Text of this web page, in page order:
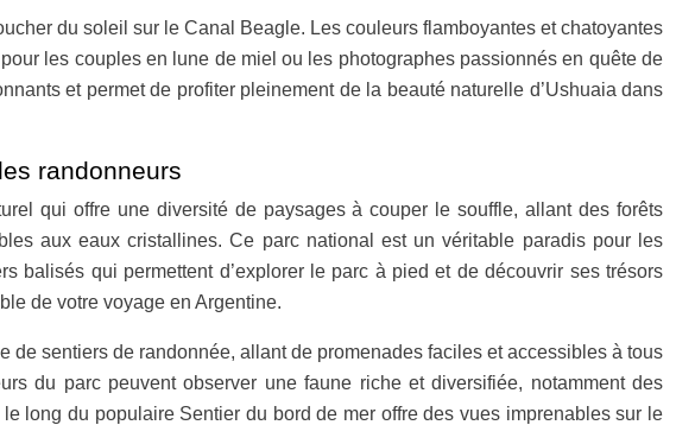
du soleil sur le Canal Beagle. Les couleurs flamboyantes et chatoyantes
les couples en lune de miel ou les photographes passionnés en quête de
et permet de profiter pleinement de la beauté naturelle d’Ushuaia dans
randonneurs
qui offre une diversité de paysages à couper le souffle, allant des forêts
aux eaux cristallines. Ce parc national est un véritable paradis pour les
balisés qui permettent d’explorer le parc à pied et de découvrir ses trésors
de votre voyage en Argentine.
de sentiers de randonnée, allant de promenades faciles et accessibles à tous
du parc peuvent observer une faune riche et diversifiée, notamment des
long du populaire Sentier du bord de mer offre des vues imprenables sur le